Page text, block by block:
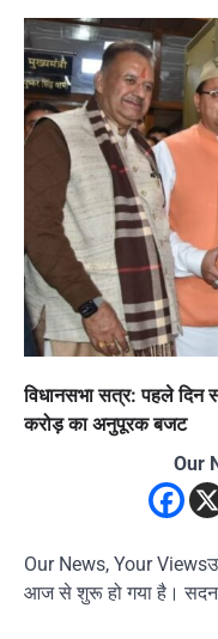
विधानसभा सत्र: पहले
करोड़ का अनुपूरक बजट
Our
Our News, Your
आज से शुरू हो गया है। सदन